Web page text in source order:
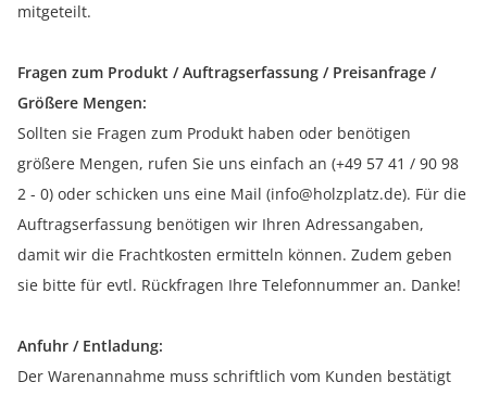
mitgeteilt.
Fragen zum Produkt / Auftragserfassung / Preisanfrage /
Größere Mengen:
Sollten sie Fragen zum Produkt haben oder benötigen
größere Mengen, rufen Sie uns einfach an (+49 57 41 / 90 98
2 - 0) oder schicken uns eine Mail (info@holzplatz.de). Für die
Auftragserfassung benötigen wir Ihren Adressangaben,
damit wir die Frachtkosten ermitteln können. Zudem geben
sie bitte für evtl. Rückfragen Ihre Telefonnummer an. Danke!
Anfuhr / Entladung:
Der Warenannahme muss schriftlich vom Kunden bestätigt